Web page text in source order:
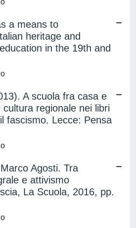
a means to
heritage and
in the 19th and
A scuola fra casa e
regionale nei libri
fascismo. Lecce: Pensa
Agosti. Tra
e attivismo
La Scuola, 2016, pp.